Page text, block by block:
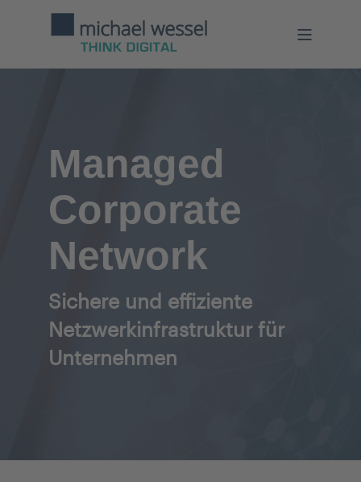
Managed
Corporate
Network
Sichere und effiziente
Netzwerkinfrastruktur für
Unternehmen